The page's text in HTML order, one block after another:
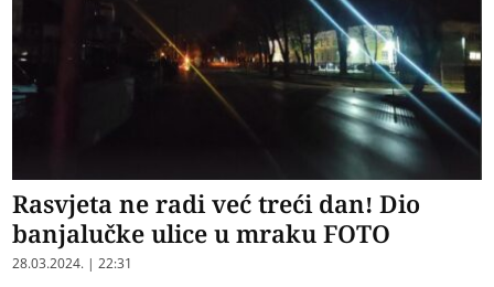
Rasvjeta ne radi već treći dan! Dio
banjalučke ulice u mraku FOTO
28.03.2024. | 22:31